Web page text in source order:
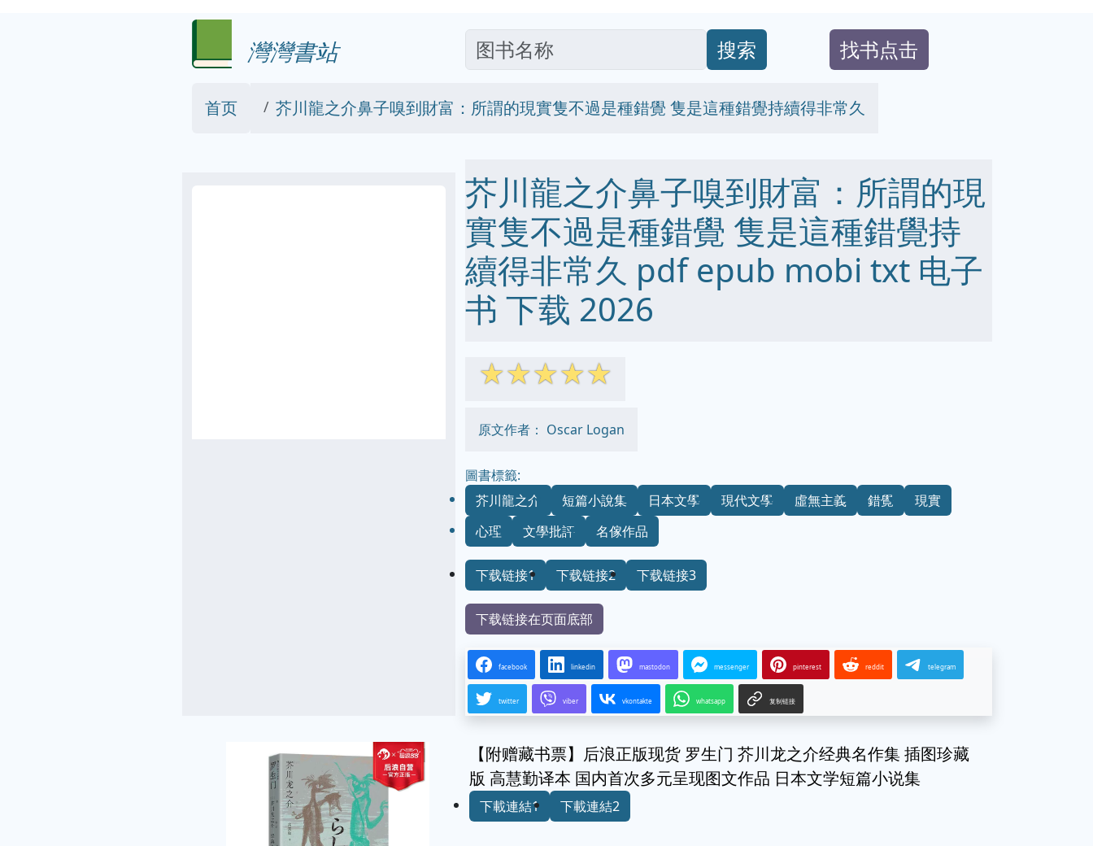
灣灣書站 搜索 找书点击
首页 芥川龍之介鼻子嗅到財富：所謂的現實隻不過是種錯覺 隻是這種錯覺持續得非常久
芥川龍之介鼻子嗅到財富：所謂的現
實隻不過是種錯覺 隻是這種錯覺持
續得非常久 pdf epub mobi txt 电子
书 下载 2026
☆☆☆☆☆
原文作者： Oscar Logan
圖書標籤:
芥川龍之介
短篇小說集 日本文學 現代文學 虛無主義 錯覺
現實
心理
文學批評 名傢作品
下载链接1 下载链接2 下载链接3
下载链接在页面底部
facebook linkedin mastodon messenger pinterest reddit telegram
twitter viber vkontakte whatsapp 复制链接
【附赠藏书票】后浪正版现货 罗生门 芥川龙之介经典名作集 插图珍藏
版 高慧勤译本 国内首次多元呈现图文作品 日本文学短篇小说集
下載連結1 下載連結2